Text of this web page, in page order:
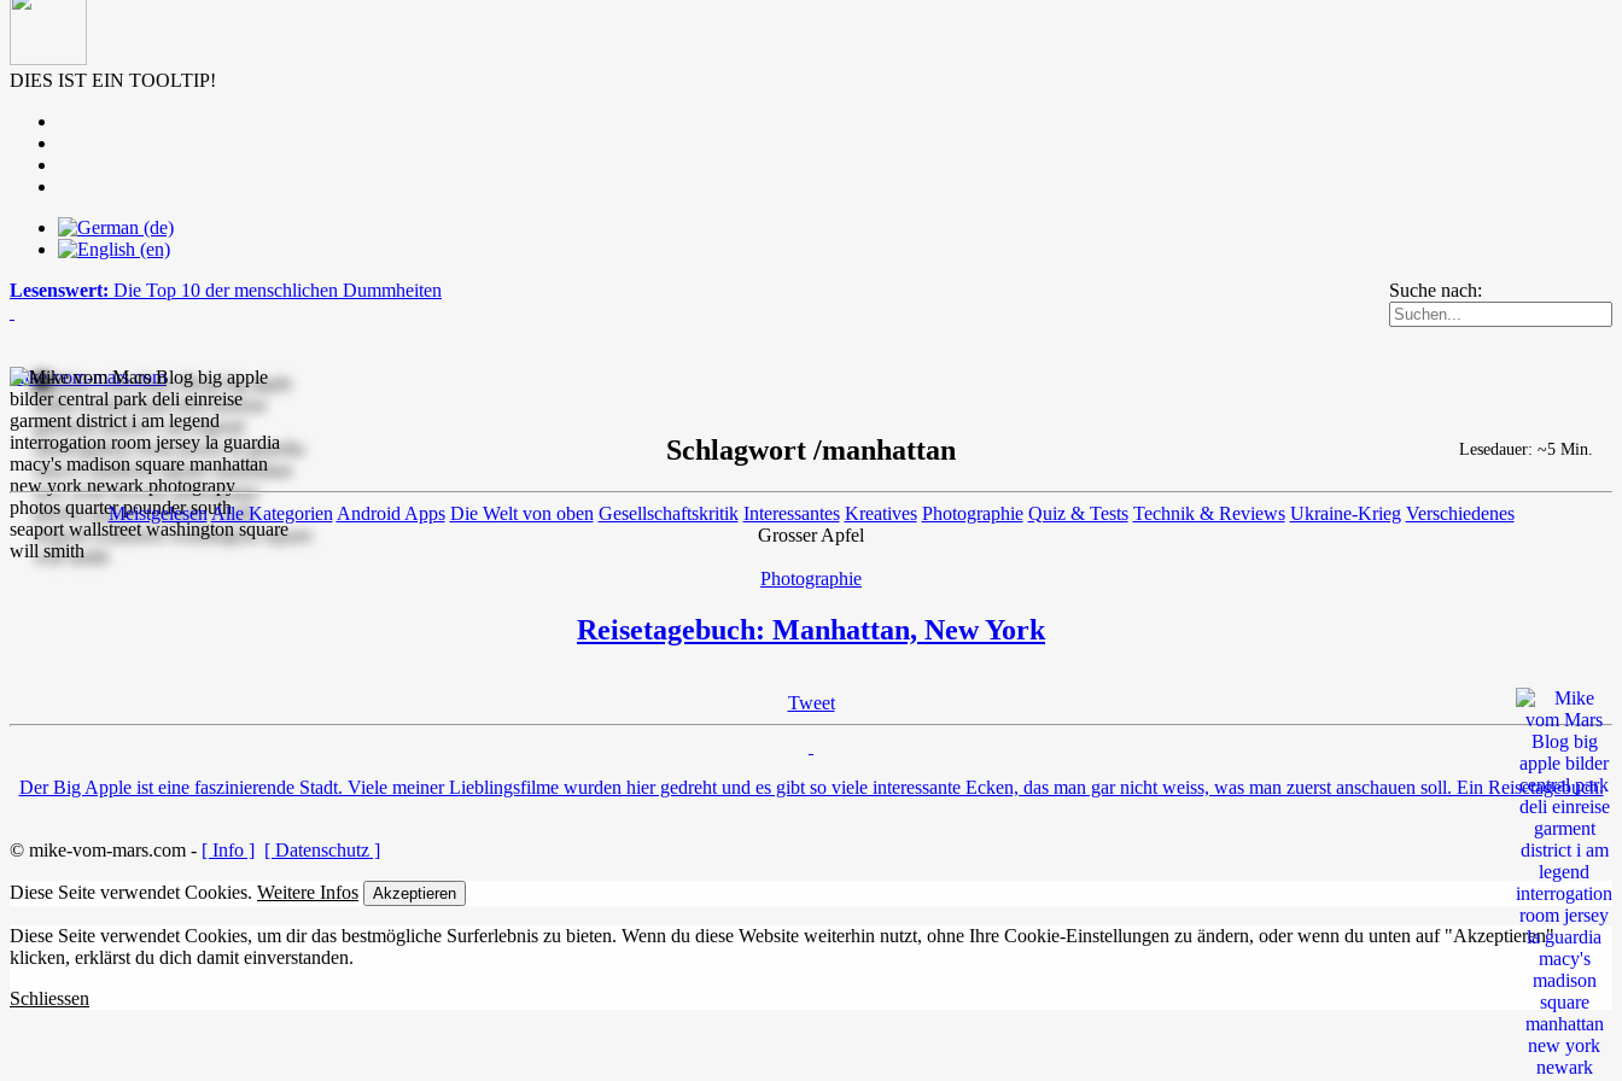
DIES IST EIN TOOLTIP!
Suche nach:
Lesenswert: Die Top 10 der menschlichen Dummheiten
mike-vom-mars.com
Schlagwort /manhattan
MeistgelesenAlle Kategorien Android Apps Die Welt von oben Gesellschaftskritik Interessantes Kreatives Photographie Quiz & Tests Technik & Reviews Ukraine-Krieg Verschiedenes
Grosser Apfel
Photographie
Reisetagebuch: Manhattan, New York
Tweet
Lesedauer: ~5 Min.
Der Big Apple ist eine faszinierende Stadt. Viele meiner Lieblingsfilme wurden hier gedreht und es gibt so viele interessante Ecken, das man gar nicht weiss, was man zuerst anschauen soll. Ein Reisetagebuch.
© mike-vom-mars.com - [ Info ] [ Datenschutz ]
Diese Seite verwendet Cookies. Weitere Infos Akzeptieren
Diese Seite verwendet Cookies, um dir das bestmögliche Surferlebnis zu bieten. Wenn du diese Website weiterhin nutzt, ohne Ihre Cookie-Einstellungen zu ändern, oder wenn du unten auf "Akzeptieren"
klicken, erklärst du dich damit einverstanden.
Schliessen